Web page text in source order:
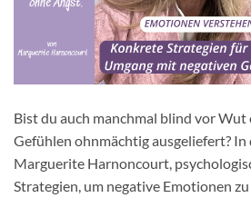
Bist du auch manchmal blind vor
Gefühlen ohnmächtig ausgeliefert? In
Marguerite Harnoncourt,
Strategien, um negative Emotionen